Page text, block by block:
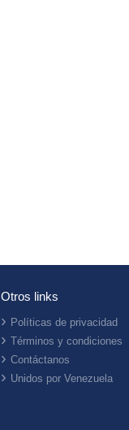
Otros links
Políticas de privacidad
Términos y condiciones
Contáctanos
Unidos por Venezuela